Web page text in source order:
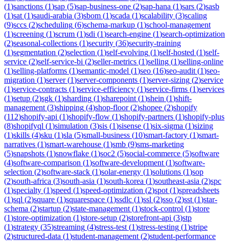
(1)sanctions (1)sap (5)sap-business-one (2)sap-hana (1)sars (2)sasb
(1)sat (1)saudi-arabia (3)sbom (1)scada (1)scalability (3)scaling
(9)sccs (2)scheduling (6)schema-markup (1)school-management
(1)screening (1)scrum (1)sdi (1)search-engine (1)search-optimization
(2)seasonal-collections (1)security (36)security-training
(1)segmentation (2)selection (1)self-evolving (1)self-hosted (1)self-
service (2)self-service-bi (2)seller-metrics (1)selling (1)selling-online
(1)selling-platforms (1)semantic-model (1)seo (16)seo-audit (1)seo-
migration (1)server(1)server-components (1)server-sizing (2)service
(1)service-contracts (1)service-efficiency (1)service-firms (1)services
(1)setup (2)sgk (1)sharding (1)sharepoint (1)shein (1)shift-
management (3)shipping (4)shop-floor(2)shopee (2)shopify
(112)shopify-api (1)shopify-flow (1)shopify-partners (1)shopify-plus
(8)shopifyql (1)simulation (3)sis (1)sisense (1)six-sigma (1)sizing
(1)skills (4)sku (1)sla (5)small-business (10)smart-factory (1)smart-
narratives (1)smart-warehouse (1)smb (9)sms-marketing
(5)snapshots (1)snowflake (1)soc2 (5)social-commerce (5)software
(4)software-comparison (1)software-development (1)software-
selection (2)software-stack (1)solar-energy (1)solutions (1)sop
(2)south-africa (3)south-asia (1)south-korea (1)southeast-asia (2)spc
(1)specialty (1)speed (1)speed-optimization (2)spot (1)spreadsheets
(1)sql (2)square (1)squarespace (1)ssdlc (1)ssl (2)sso (2)sst (1)star-
schema (2)startup (2)state-management (1)stock-control (1)store
(1)store-optimization (1)store-setup (2)storefront-api (3)stp
(1)strategy (35)streaming (4)stress-test (1)stress-testing (1)stripe
(2)structured-data (1)student-management (2)student-performance